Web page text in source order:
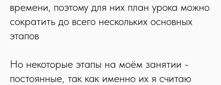
времени, поэтому для них план урока можно
сократить до всего нескольких основных
этапов
Но некоторые этапы на моём занятии -
постоянные, так как именно их я считаю